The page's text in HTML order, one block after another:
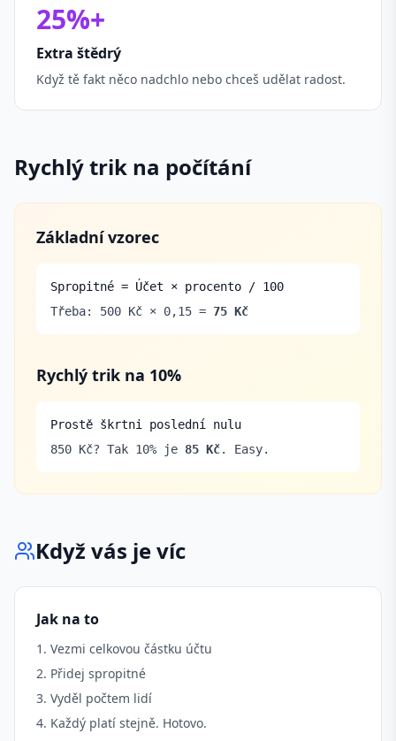
25%+
Extra štědrý
Když tě fakt něco nadchlo nebo chceš udělat radost.
Rychlý trik na počítání
Základní vzorec
Spropitné = Účet × procento / 100
Třeba: 500 Kč × 0,15 = 75 Kč
Rychlý trik na 10%
Prostě škrtni poslední nulu
850 Kč? Tak 10% je 85 Kč. Easy.
Když vás je víc
Jak na to
Vezmi celkovou částku účtu
Přidej spropitné
Vyděl počtem lidí
Každý platí stejně. Hotovo.